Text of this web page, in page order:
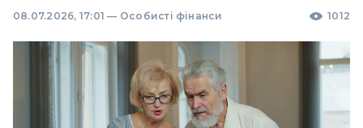
08.07.2026, 17:01 — Особисті фінанси 1012